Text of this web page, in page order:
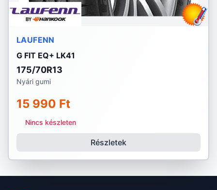
LAUFENN
G FIT EQ+ LK41
175/70R13
Nyári gumi
15 990 Ft
Nincs készleten
Részletek